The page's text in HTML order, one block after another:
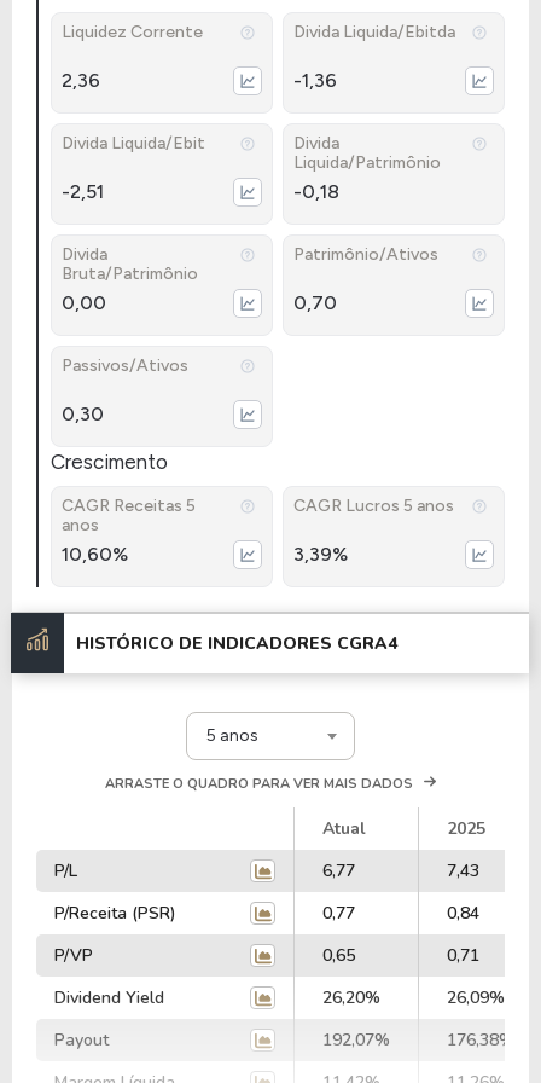
Liquidez Corrente
2,36
Divida Liquida/Ebitda
-1,36
Divida Liquida/Ebit
-2,51
Divida
Liquida/Patrimônio
-0,18
Divida
Bruta/Patrimônio
0,00
Patrimônio/Ativos
0,70
Passivos/Ativos
0,30
Crescimento
CAGR Receitas 5
anos
10,60%
CAGR Lucros 5 anos
3,39%
HISTÓRICO DE INDICADORES CGRA4
5 anos
ARRASTE O QUADRO PARA VER MAIS DADOS
Atual
2025
P/L
6,77
7,43
P/Receita (PSR)
0,77
0,84
P/VP
0,65
0,71
Dividend Yield
26,20%
26,09%
Payout
192,07%
176,38%